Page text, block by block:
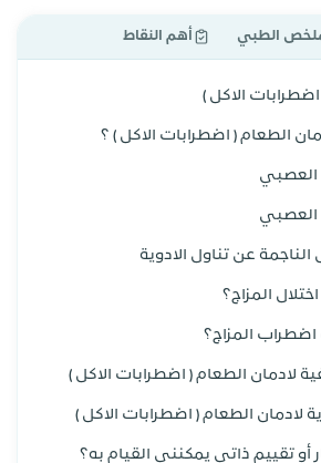
الطبي أهم النقاط
الاكل )
الطعام ( اضطرابات الاكل ) ؟
العصبي
العصبي
الناجمة عن تناول الادوية
المزاج؟
المزاج؟
لادمان الطعام ( اضطرابات الاكل )
لادمان الطعام ( اضطرابات الاكل )
أو تقييم ذاتي يمكنني القيام به؟